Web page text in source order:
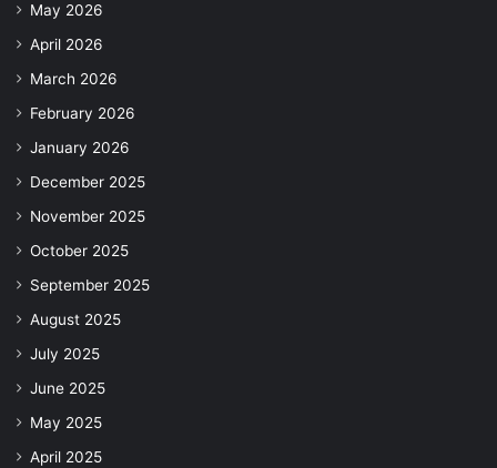
May 2026
April 2026
March 2026
February 2026
January 2026
December 2025
November 2025
October 2025
September 2025
August 2025
July 2025
June 2025
May 2025
April 2025